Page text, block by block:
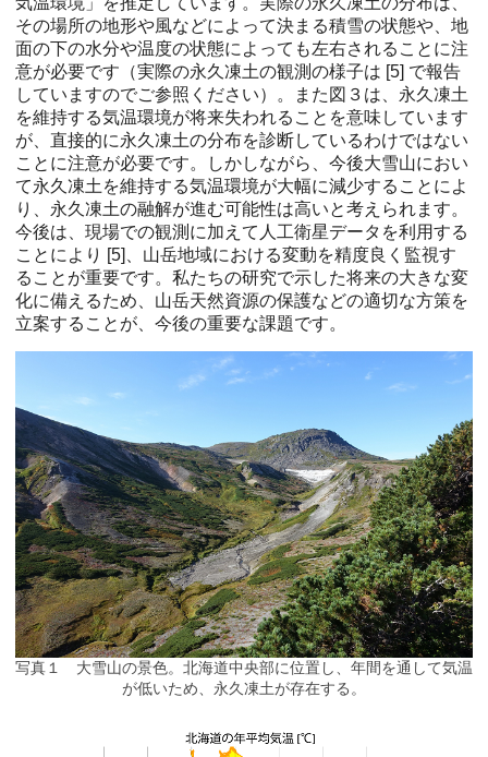
その場所の地形や風などによって決まる積雪の状態や、地
面の下の水分や温度の状態によっても左右されることに注
意が必要です（実際の永久凍土の観測の様子は [5] で報告
していますのでご参照ください）。また図３は、永久凍土
を維持する気温環境が将来失われることを意味しています
が、直接的に永久凍土の分布を診断しているわけではない
ことに注意が必要です。しかしながら、今後大雪山におい
て永久凍土を維持する気温環境が大幅に減少することによ
り、永久凍土の融解が進む可能性は高いと考えられます。
今後は、現場での観測に加えて人工衛星データを利用する
ことにより [5]、山岳地域における変動を精度良く監視す
ることが重要です。私たちの研究で示した将来の大きな変
化に備えるため、山岳天然資源の保護などの適切な方策を
立案することが、今後の重要な課題です。
写真１ 大雪山の景色。北海道中央部に位置し、年間を通して気温
が低いため、永久凍土が存在する。